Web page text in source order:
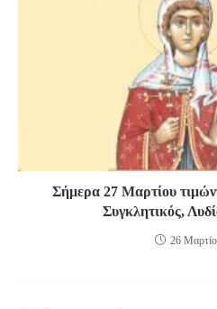
Σήμερα 27 Μαρτίου
Συγκλητικός,
26